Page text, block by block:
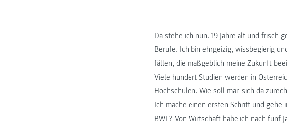
Da stehe ich nun. 19 Jahre alt und frisch
Berufe. Ich bin ehrgeizig, wissbegierig
fällen, die maßgeblich meine Zukunft
Viele hundert Studien werden in
Hochschulen. Wie soll man sich da
Ich mache einen ersten Schritt und gehe
BWL? Von Wirtschaft habe ich nach fünf